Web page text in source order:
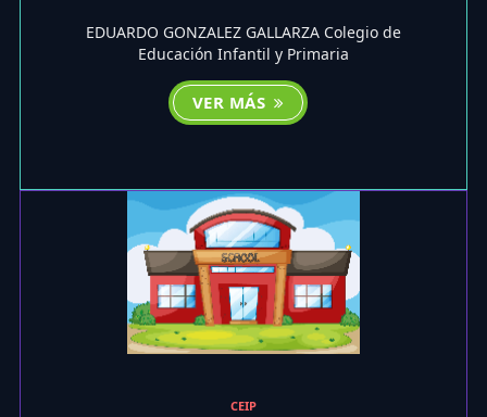
EDUARDO GONZALEZ GALLARZA Colegio de
Educación Infantil y Primaria
VER MÁS
CEIP